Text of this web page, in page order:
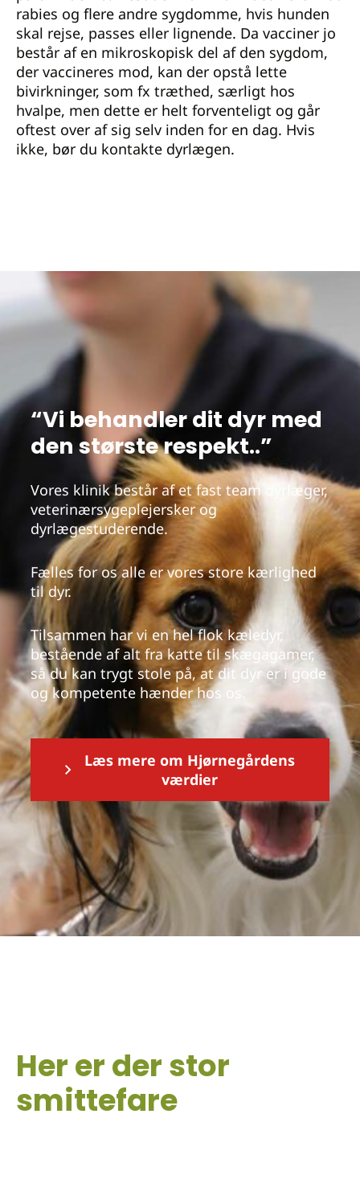
rabies og flere andre sygdomme, hvis hunden
skal rejse, passes eller lignende. Da vacciner jo
består af en mikroskopisk del af den sygdom,
der vaccineres mod, kan der opstå lette
bivirkninger, som fx træthed, særligt hos
hvalpe, men dette er helt forventeligt og går
oftest over af sig selv inden for en dag. Hvis
ikke, bør du kontakte dyrlægen.
“Vi behandler dit dyr med
den største respekt..”
Vores klinik består af et fast team dyrlæger,
veterinærsygeplejersker og
dyrlægestuderende.
Fælles for os alle er vores store kærlighed
til dyr.
Tilsammen har vi en hel flok kæledyr,
bestående af alt fra katte til skægagamer,
så du kan trygt stole på, at dit dyr er i gode
og kompetente hænder hos os.
Læs mere om Hjørnegårdens
værdier
Her er der stor
smittefare